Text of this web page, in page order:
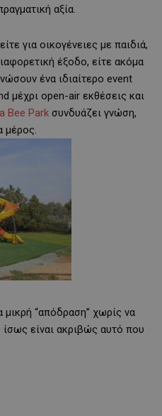
αξία.
για οικογένειες με παιδιά,
έξοδο, είτε ακόμα
ένα ιδιαίτερο event
μέχρι open-air εκθέσεις και
Bee Park συνδυάζει γνώση,
μέρος.
μικρή “απόδραση” χωρίς να
είναι ακριβώς αυτό που